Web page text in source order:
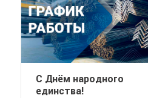
С Днём народного
единства!